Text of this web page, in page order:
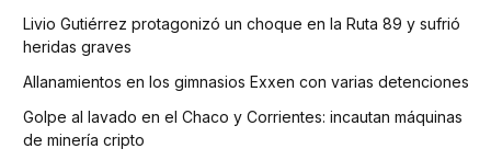
Livio Gutiérrez protagonizó un choque en la Ruta 89 y sufrió
heridas graves
Allanamientos en los gimnasios Exxen con varias detenciones
Golpe al lavado en el Chaco y Corrientes: incautan máquinas
de minería cripto